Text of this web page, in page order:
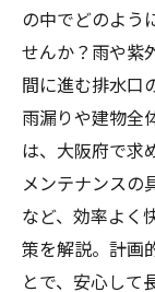
の中でどのよう
せんか？雨や紫
間に進む排水口
雨漏りや建物全
は、大阪府で求
メンテナンスの
など、効率よく
策を解説。計画
とで、安心して